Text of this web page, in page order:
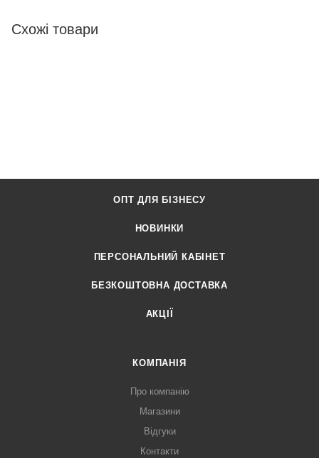
Схожі товари
ОПТ ДЛЯ БІЗНЕСУ
НОВИНКИ
ПЕРСОНАЛЬНИЙ КАБІНЕТ
БЕЗКОШТОВНА ДОСТАВКА
АКЦІЇ
КОМПАНІЯ
Про компанію
Магазини
Відгуки
Контакти